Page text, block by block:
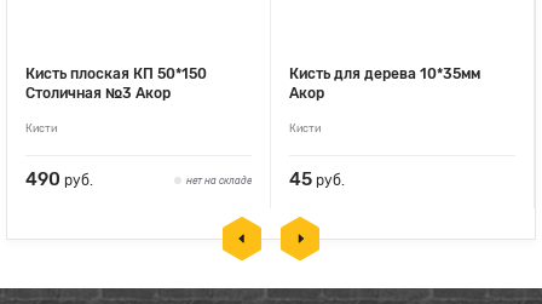
Кисть плоская КП 50*150
Столичная №3 Акор
Кисти
490 руб. нет на складе
Кисть для дерева 10*35мм
Акор
Кисти
45 руб.